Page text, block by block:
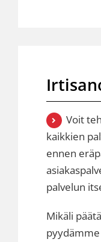
Voit
kaikkien
ennen
palvelun
Mikäli